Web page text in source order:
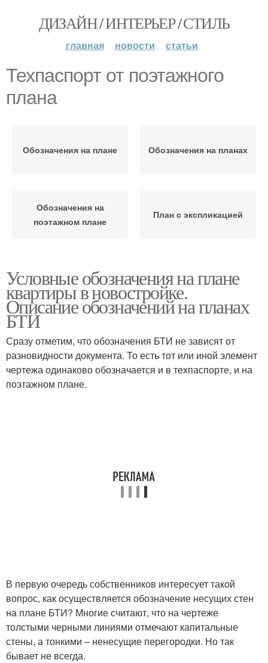
ДИЗАЙН / ИНТЕРЬЕР / СТИЛЬ
главная новости статьи
Техпаспорт от поэтажного
плана
Обозначения на плане Обозначения на планах
Обозначения на
поэтажном плане
План с экспликацией
Условные обозначения на плане
квартиры в новостройке.
Описание обозначений на планах
БТИ
Сразу отметим, что обозначения БТИ не зависят от
разновидности документа. То есть тот или иной элемент
чертежа одинаково обозначается и в техпаспорте, и на
поэтажном плане.
В первую очередь собственников интересует такой
вопрос, как осуществляется обозначение несущих стен
на плане БТИ? Многие считают, что на чертеже
толстыми черными линиями отмечают капитальные
стены, а тонкими – ненесущие перегородки. Но так
бывает не всегда.